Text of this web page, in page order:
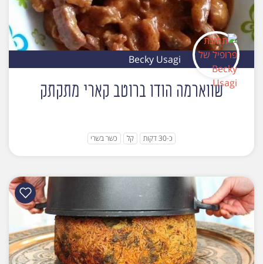
Becky Usagi
שווארמה הודו ברוטב קארי מתקתק
כ-30 דקות קל כשר בשרי